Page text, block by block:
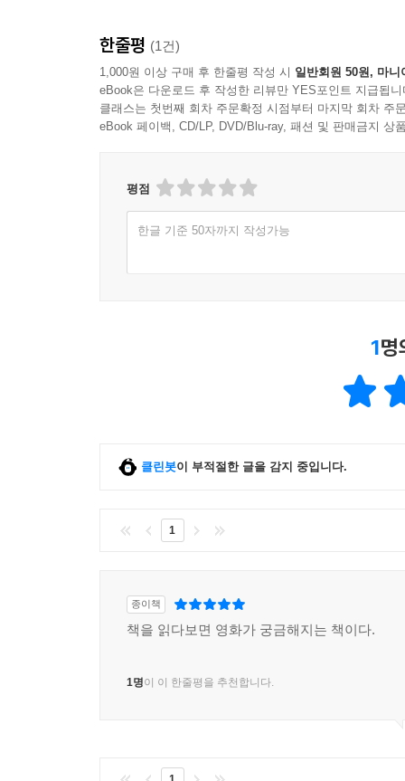
한줄평 (1건)
1,000원 이상 구매 후 한줄평 작성 시 일반회원 50원, 마니
eBook은 다운로드 후 작성한 리뷰만 YES포인트 지급됩니
클래스는 첫번째 회차 주문확정 시점부터 마지막 회차 주
eBook 페이백, CD/LP, DVD/Blu-ray, 패션 및 판매금지 상
평점
한글 기준 50자까지 작성가능
1명
클린봇이 부적절한 글을 감지 중입니다.
1
종이책
책을 읽다보면 영화가 궁금해지는 책이다.
1명이 이 한줄평을 추천합니다.